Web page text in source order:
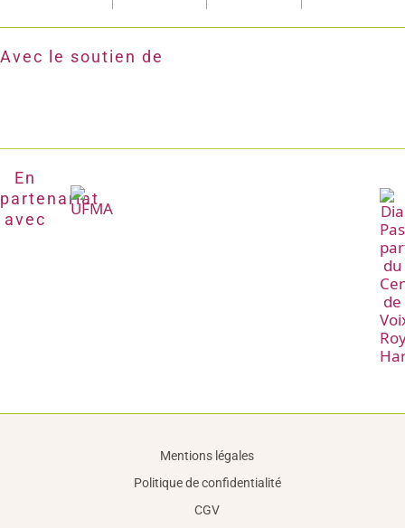
Avec le soutien de
En
partenariat
avec
Mentions légales
Politique de confidentialité
CGV